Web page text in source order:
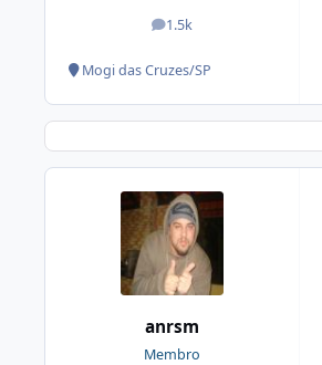
1.5k
posts
Mogi das Cruzes/SP
anrsm
Membro